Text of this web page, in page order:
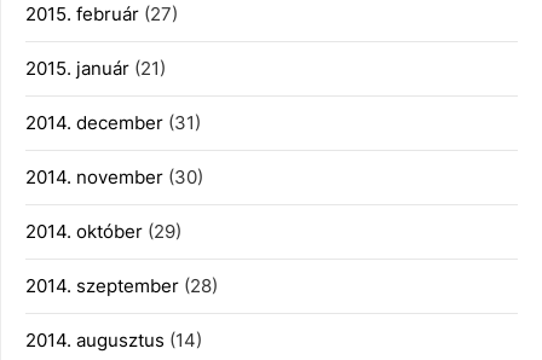
2015. február (27)
2015. január (21)
2014. december (31)
2014. november (30)
2014. október (29)
2014. szeptember (28)
2014. augusztus (14)